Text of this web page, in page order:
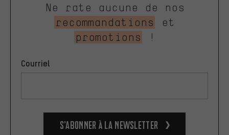
Ne rate aucune de nos
recommandations
et
promotions
!
Courriel
S’abonner à la newsletter